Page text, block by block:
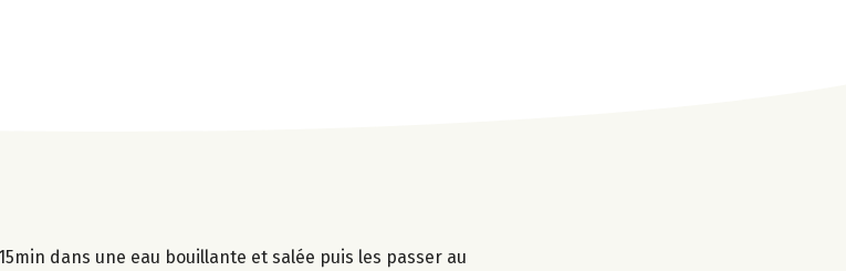
dans une eau bouillante et salée puis les passer au